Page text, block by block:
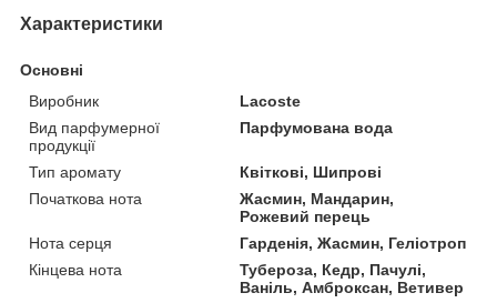
Характеристики
Основні
Виробник
Lacoste
Вид парфумерної
продукції
Парфумована вода
Тип аромату
Квіткові, Шипрові
Початкова нота
Жасмин, Мандарин,
Рожевий перець
Нота серця
Гарденія, Жасмин, Геліотроп
Кінцева нота
Тубероза, Кедр, Пачулі,
Ваніль, Амброксан, Ветивер